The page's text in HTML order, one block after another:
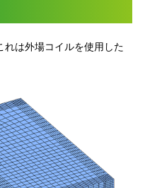
れは外場コイルを使用した